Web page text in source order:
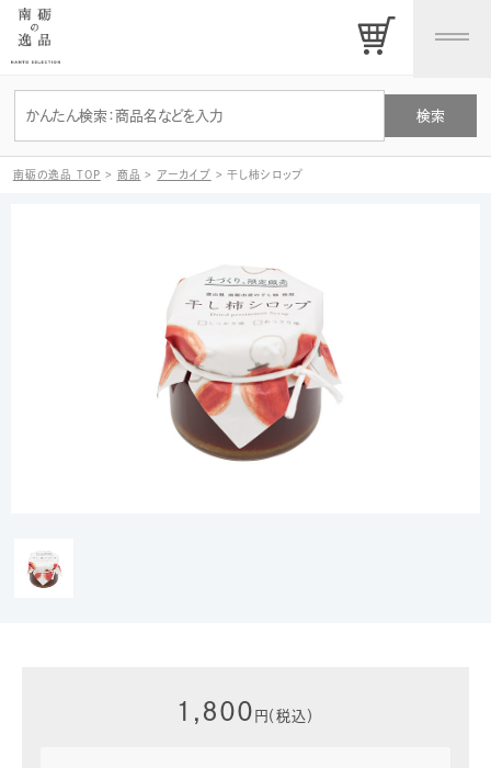
南砺の逸品 TOP > 商品 > アーカイブ >干し柿シロップ
1,800 円（税込）